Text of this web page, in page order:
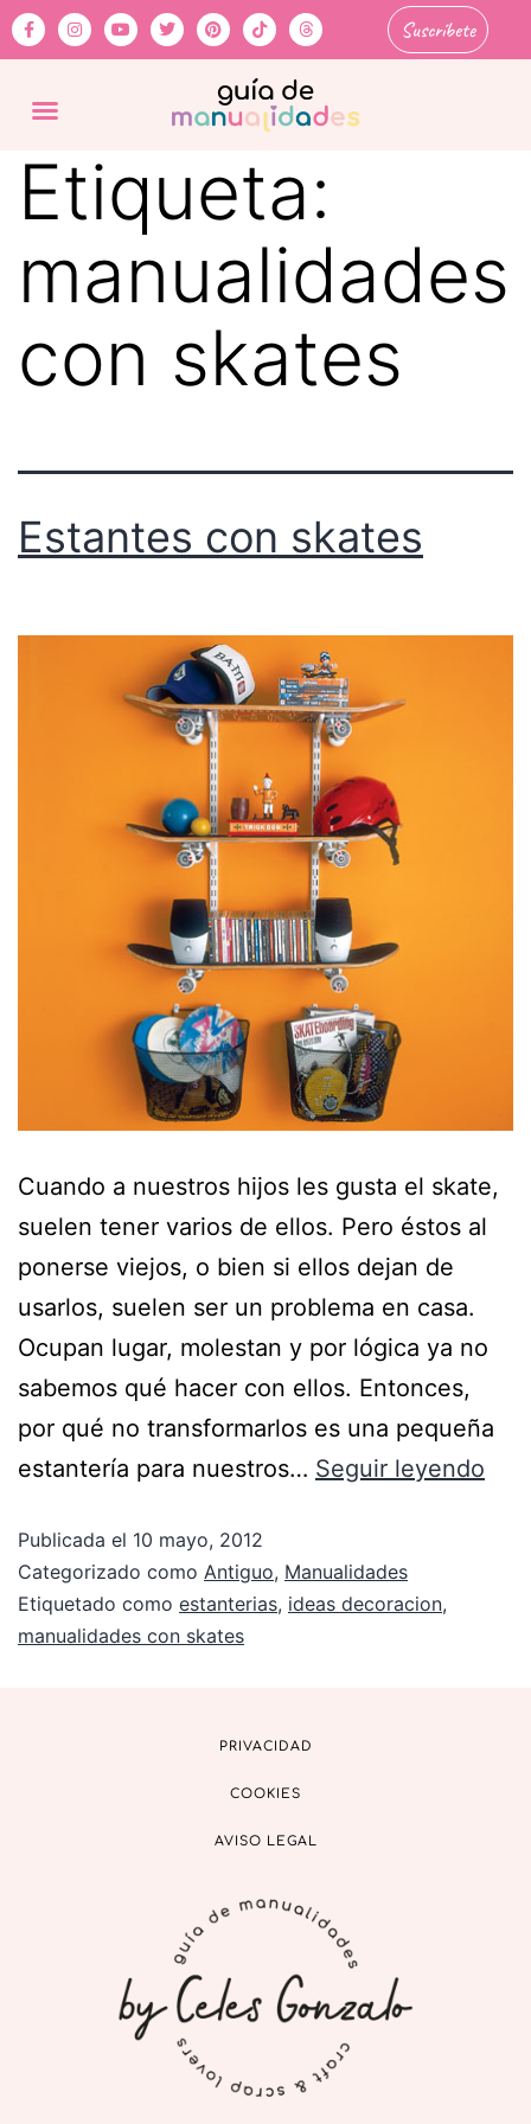
Suscríbete
Etiqueta:
manualidades
con skates
Estantes con skates
Cuando a nuestros hijos les gusta el skate,
suelen tener varios de ellos. Pero éstos al
ponerse viejos, o bien si ellos dejan de
usarlos, suelen ser un problema en casa.
Ocupan lugar, molestan y por lógica ya no
sabemos qué hacer con ellos. Entonces,
por qué no transformarlos es una pequeña
estantería para nuestros… Seguir leyendo
Publicada el 10 mayo, 2012
Categorizado como Antiguo, Manualidades
Etiquetado como estanterias, ideas decoracion,
manualidades con skates
PRIVACIDAD
COOKIES
AVISO LEGAL